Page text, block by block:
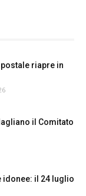
riapre in
il Comitato
idonee: il 24 luglio